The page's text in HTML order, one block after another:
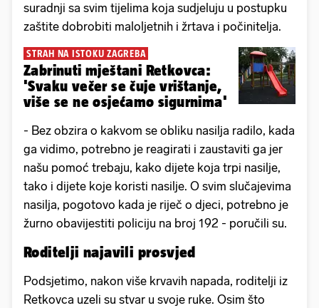
suradnji sa svim tijelima koja sudjeluju u postupku
zaštite dobrobiti maloljetnih i žrtava i počinitelja.
STRAH NA ISTOKU ZAGREBA
Zabrinuti mještani Retkovca:
'Svaku večer se čuje vrištanje,
više se ne osjećamo sigurnima'
- Bez obzira o kakvom se obliku nasilja radilo, kada
ga vidimo, potrebno je reagirati i zaustaviti ga jer
našu pomoć trebaju, kako dijete koja trpi nasilje,
tako i dijete koje koristi nasilje. O svim slučajevima
nasilja, pogotovo kada je riječ o djeci, potrebno je
žurno obavijestiti policiju na broj 192 - poručili su.
Roditelji najavili prosvjed
Podsjetimo, nakon više krvavih napada, roditelji iz
Retkovca uzeli su stvar u svoje ruke. Osim što